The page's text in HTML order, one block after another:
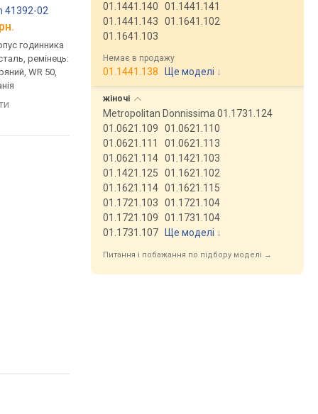
41392-02
годинника
ремінець:
WR 50,
Royal London 41392-05
від 7 830 грн.
нержавіюча сталь, ремінець:
ремінець шкіряний, WR 50,
порівняти
01.1441.140
01.1441.141
01.1441.143
01.1641.102
01.1641.103
Немає в продажу
01.1441.138 Ще моделі ↓
жіночі
Metropolitan Donnissima 01.1731.124
01.0621.109
01.0621.110
01.0621.111
01.0621.113
01.0621.114 01.1421.103
01.1421.125
01.1621.102
01.1621.114 01.1621.115
01.1721.103
01.1721.104
01.1721.109
01.1731.104
01.1731.107
Ще моделі ↓
Питання і побажання по підбору моделі →